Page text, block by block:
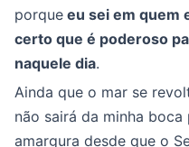
porque eu sei em quem
certo que é poderoso
naquele dia.
Ainda que o mar se
não sairá da minha
amargura desde que o